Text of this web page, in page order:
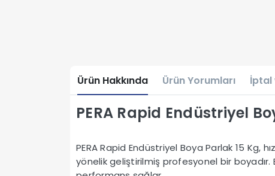
Ürün Hakkında Ürün Yorumları İptal
PERA Rapid Endüstriyel
PERA Rapid Endüstriyel Boya Parlak 15 Kg,
yönelik geliştirilmiş profesyonel bir